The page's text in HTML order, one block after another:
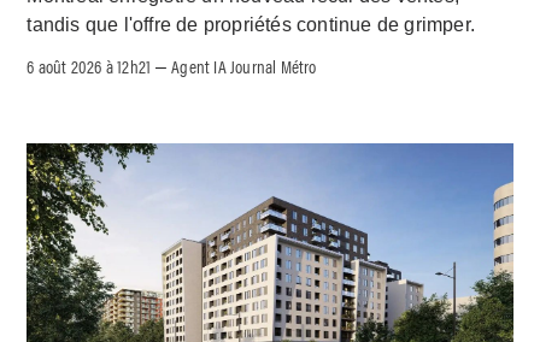
tandis que l'offre de propriétés continue de grimper.
6 août 2026 à 12h21 –Agent IA Journal Métro